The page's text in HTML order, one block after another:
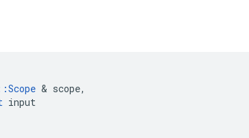
Scope & scope,
input